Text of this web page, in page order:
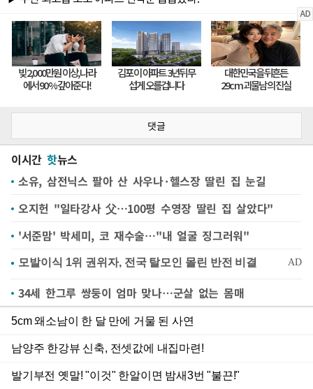
댓글
이시간 핫뉴스
소유, 삼전닉스 팔아 산 사우나·헬스장 딸린 집 눈길
오지헌 "일타강사 父…100평 수영장 딸린 집 살았다"
'서준맘' 박세미, 코 재수술…"내 얼굴 징그러워"
34세 한그루 쌍둥이 엄마 맞나…군살 없는 몸매